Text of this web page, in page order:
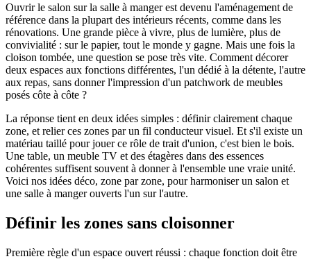
Ouvrir le salon sur la salle à manger est devenu l'aménagement de
référence dans la plupart des intérieurs récents, comme dans les
rénovations. Une grande pièce à vivre, plus de lumière, plus de
convivialité : sur le papier, tout le monde y gagne. Mais une fois la
cloison tombée, une question se pose très vite. Comment décorer
deux espaces aux fonctions différentes, l'un dédié à la détente, l'autre
aux repas, sans donner l'impression d'un patchwork de meubles
posés côte à côte ?
La réponse tient en deux idées simples : définir clairement chaque
zone, et relier ces zones par un fil conducteur visuel. Et s'il existe un
matériau taillé pour jouer ce rôle de trait d'union, c'est bien le bois.
Une table, un meuble TV et des étagères dans des essences
cohérentes suffisent souvent à donner à l'ensemble une vraie unité.
Voici nos idées déco, zone par zone, pour harmoniser un salon et
une salle à manger ouverts l'un sur l'autre.
Définir les zones sans cloisonner
Première règle d'un espace ouvert réussi : chaque fonction doit être